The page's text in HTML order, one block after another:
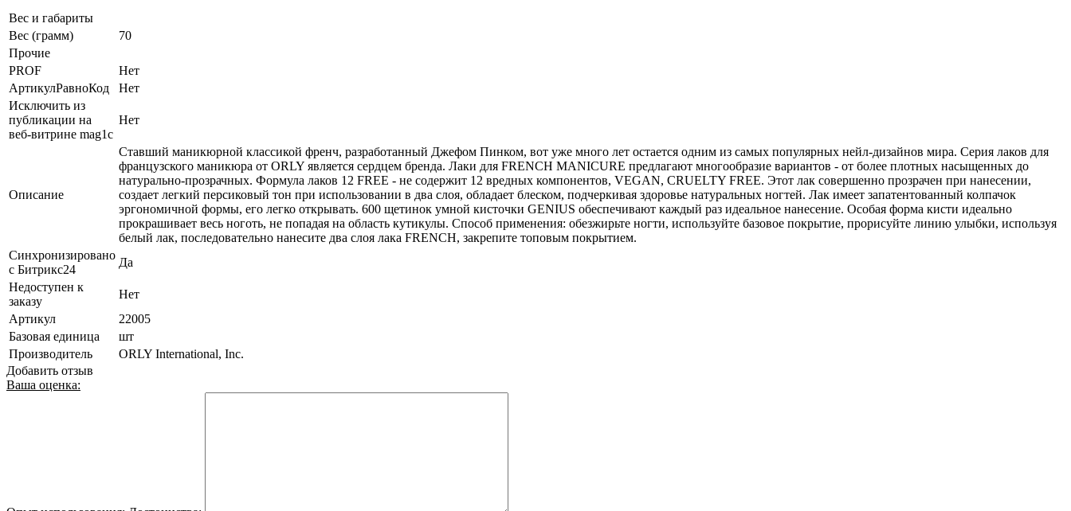
Вес и габариты
Вес (грамм)
70
Прочие
PROF
Нет
АртикулРавноКод
Нет
Исключить из
публикации на
веб-витрине mag1c
Нет
Описание
Ставший маникюрной классикой френч, разработанный Джефом Пинком, вот уже много лет остается одним из самых популярных нейл-дизайнов мира. Серия лаков для
французского маникюра от ORLY является сердцем бренда. Лаки для FRENCH MANICURE предлагают многообразие вариантов - от более плотных насыщенных до
натурально-прозрачных. Формула лаков 12 FREE - не содержит 12 вредных компонентов, VEGAN, CRUELTY FREE. Этот лак совершенно прозрачен при нанесении,
создает легкий персиковый тон при использовании в два слоя, обладает блеском, подчеркивая здоровье натуральных ногтей. Лак имеет запатентованный колпачок
эргономичной формы, его легко открывать. 600 щетинок умной кисточки GENIUS обеспечивают каждый раз идеальное нанесение. Особая форма кисти идеально
прокрашивает весь ноготь, не попадая на область кутикулы. Способ применения: обезжирьте ногти, используйте базовое покрытие, прорисуйте линию улыбки, используя
белый лак, последовательно нанесите два слоя лака FRENCH, закрепите топовым покрытием.
Синхронизировано
с Битрикс24
Да
Недоступен к
заказу
Нет
Артикул
22005
Базовая единица
шт
Производитель
ORLY International, Inc.
Добавить отзыв
Ваша оценка: